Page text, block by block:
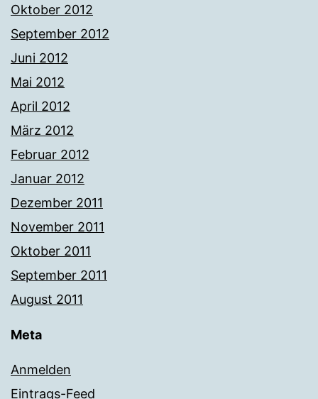
Oktober 2012
September 2012
Juni 2012
Mai 2012
April 2012
März 2012
Februar 2012
Januar 2012
Dezember 2011
November 2011
Oktober 2011
September 2011
August 2011
Meta
Anmelden
Eintrags-Feed